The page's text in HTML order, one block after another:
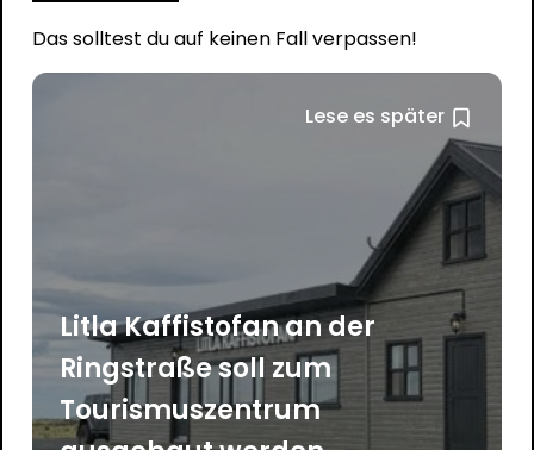
Das solltest du auf keinen Fall verpassen!
Lese es später
Litla Kaffistofan an der
Ringstraße soll zum
Tourismuszentrum